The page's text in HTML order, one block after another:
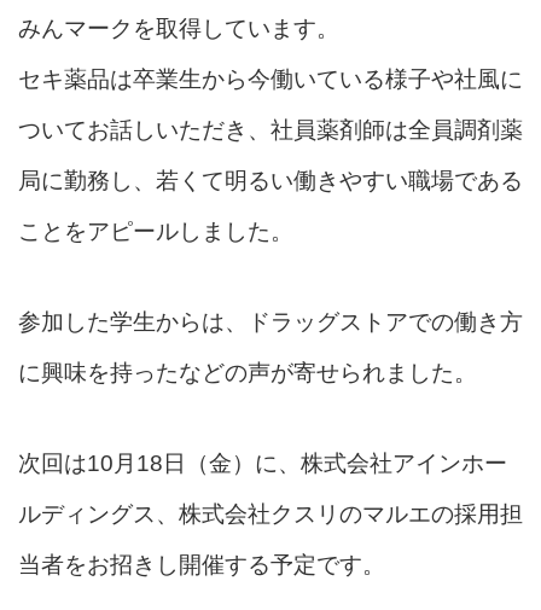
みんマークを取得しています。
セキ薬品は卒業生から今働いている様子や社風に
ついてお話しいただき、社員薬剤師は全員調剤薬
局に勤務し、若くて明るい働きやすい職場である
ことをアピールしました。
参加した学生からは、ドラッグストアでの働き方
に興味を持ったなどの声が寄せられました。
次回は10月18日（金）に、株式会社アインホー
ルディングス、株式会社クスリのマルエの採用担
当者をお招きし開催する予定です。